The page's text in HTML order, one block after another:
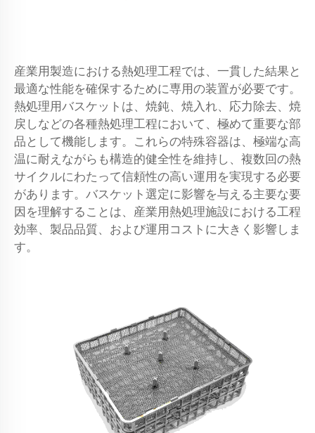
産業用製造における熱処理工程では、一貫した結果と
最適な性能を確保するために専用の装置が必要です。
熱処理用バスケットは、焼鈍、焼入れ、応力除去、焼
戻しなどの各種熱処理工程において、極めて重要な部
品として機能します。これらの特殊容器は、極端な高
温に耐えながらも構造的健全性を維持し、複数回の熱
サイクルにわたって信頼性の高い運用を実現する必要
があります。バスケット選定に影響を与える主要な要
因を理解することは、産業用熱処理施設における工程
効率、製品品質、および運用コストに大きく影響しま
す。